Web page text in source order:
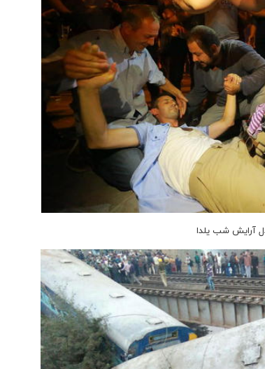
آرایش شب یلدا